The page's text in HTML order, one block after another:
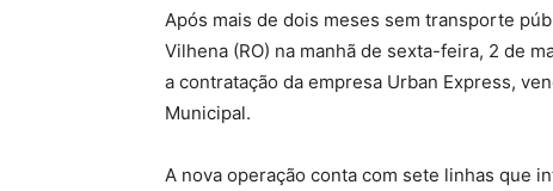
Após mais de dois meses sem transporte
Vilhena (RO) na manhã de sexta-feira, 2 de
a contratação da empresa Urban Express,
Municipal.
A nova operação conta com sete linhas que